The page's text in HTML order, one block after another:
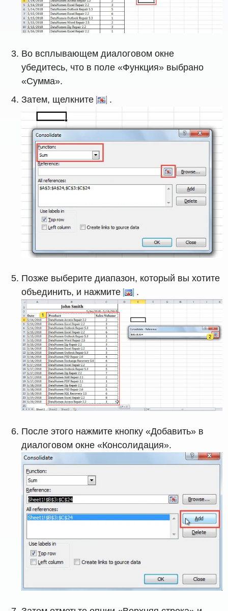
Во всплывающем диалоговом окне
убедитесь, что в поле «Функция» выбрано
«Сумма».
Затем, щелкните
.
Позже выберите диапазон, который вы хотите
объединить, и нажмите
.
После этого нажмите кнопку «Добавить» в
диалоговом окне «Консолидация».